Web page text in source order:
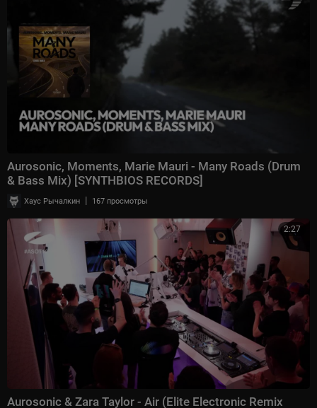
Aurosonic, Moments, Marie Mauri - Many Roads (Drum
& Bass Mix) [SYNTHBIOS RECORDS]
Хаус Рычалкин | 167 просмотры
2:27
Aurosonic & Zara Taylor - Air (Elite Electronic Remix